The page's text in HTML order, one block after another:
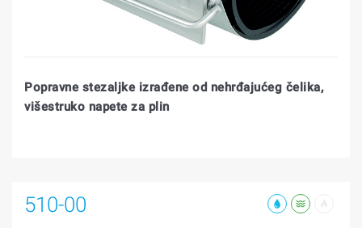
Popravne stezaljke izrađene od nehrđajućeg čelika,
višestruko napete za plin
510-00